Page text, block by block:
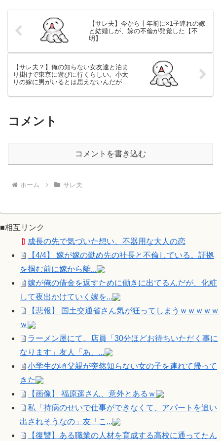
【サレ夫】今から十年前に×1子連れの嫁
と結婚しが、嫁の不倫が発覚した【不
明】
【サレ夫？】俺の知らない女友達と泊ま
り掛けで東京に遊びに行くらしい。小太
りの嫁に男がいるとは思えないんだが怪
コメント
コメントを書き込む
ホーム サレ夫
■相互リンク
成長の先で気づいた想い、不器用な大人の恋
【4/4】 嫁が嫁の勤め先の社長と不倫している。証拠
を掴む前に嫁から離...
嫁が俺の借金を返すために働きに出てるんだが、化粧
して夜出かけていく嫁を...
【悲報】 国土交通省さん気が狂ってしまうｗｗｗｗｗ
ｗ
ラーメン屋にて。店員「30分ほどお待ちいただく事に
なります」友人「あ、...
小学生の頃父親が突然知らない女の子を連れて帰って
きた
【画像】 福原遥さん、意外とあるｗ
私「持病のせいで仕事ができなくて、アパートを追い
出されそうなの」友「こ...
【復讐】ある職業の人材を育成する高校に通ってたん